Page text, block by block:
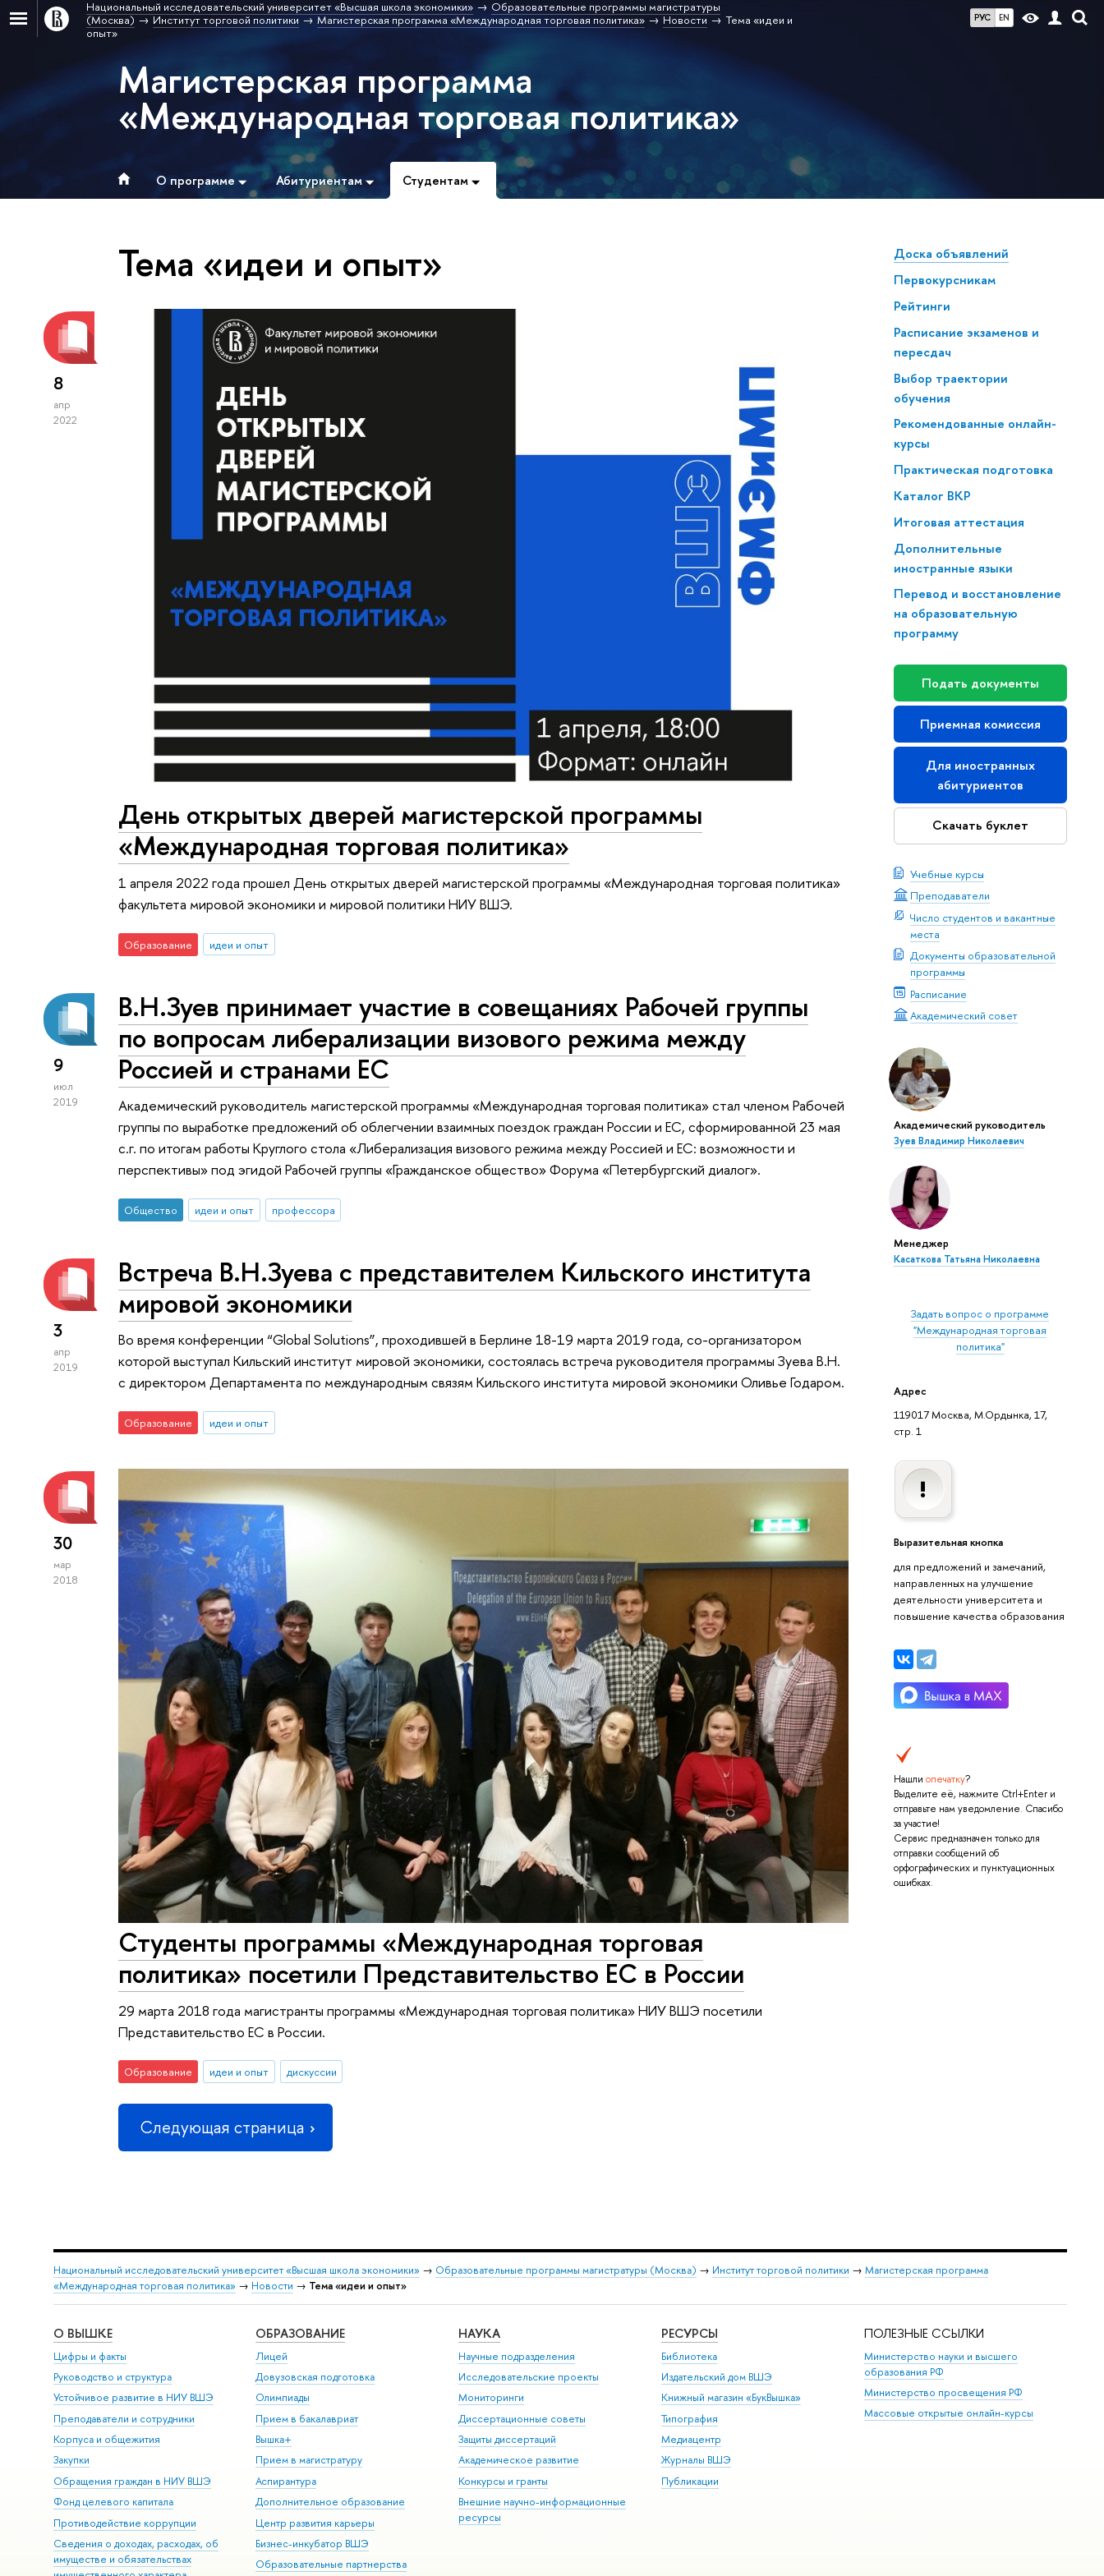
РУС EN
Национальный исследовательский университет «Высшая школа экономики»
Образовательные программы магистратуры
(Москва)
Институт торговой политики Магистерская программа «Международная торговая политика» Новости
Тема «идеи и
опыт»
Магистерская программа
«Международная торговая политика»
О программе Абитуриентам Студентам
Доска объявлений
Первокурсникам
Рейтинги
Расписание экзаменов и
пересдач
Выбор траектории
обучения
Рекомендованные онлайн-
курсы
Практическая подготовка
Каталог ВКР
Итоговая аттестация
Дополнительные
иностранные языки
Перевод и восстановление
на образовательную
программу
Подать документы
Приемная комиссия
Для иностранных
абитуриентов
Скачать буклет
Учебные курсы
Преподаватели
Число студентов и вакантные
места
Документы образовательной
программы
Расписание
Академический совет
Академический руководитель
Зуев Владимир Николаевич
Менеджер
Касаткова Татьяна Николаевна
Задать вопрос о программе
"Международная торговая
политика"
Адрес
119017 Москва, М.Ордынка, 17,
стр. 1
Выразительная кнопка
для предложений и замечаний,
направленных на улучшение
деятельности университета и
повышение качества образования
Нашли опечатку?
Выделите её, нажмите Ctrl+Enter и
отправьте нам уведомление. Спасибо
за участие!
Сервис предназначен только для
отправки сообщений об
орфографических и пунктуационных
ошибках.
Тема «идеи и опыт»
8
апр
2022
День открытых дверей магистерской программы
«Международная торговая политика»
1 апреля 2022 года прошел День открытых дверей магистерской программы «Международная торговая политика»
факультета мировой экономики и мировой политики НИУ ВШЭ.
Образование идеи и опыт
9
июл
2019
В.Н.Зуев принимает участие в совещаниях Рабочей группы
по вопросам либерализации визового режима между
Россией и странами ЕС
Академический руководитель магистерской программы «Международная торговая политика» стал членом Рабочей
группы по выработке предложений об облегчении взаимных поездок граждан России и ЕС, сформированной 23 мая
с.г. по итогам работы Круглого стола «Либерализация визового режима между Россией и ЕС: возможности и
перспективы» под эгидой Рабочей группы «Гражданское общество» Форума «Петербургский диалог».
Общество идеи и опыт профессора
3
апр
2019
Встреча В.Н.Зуева с представителем Кильского института
мировой экономики
Во время конференции “Global Solutions”, проходившей в Берлине 18-19 марта 2019 года, со-организатором
которой выступал Кильский институт мировой экономики, состоялась встреча руководителя программы Зуева В.Н.
с директором Департамента по международным связям Кильского института мировой экономики Оливье Годаром.
Образование идеи и опыт
30
мар
2018
Студенты программы «Международная торговая
политика» посетили Представительство ЕС в России
29 марта 2018 года магистранты программы «Международная торговая политика» НИУ ВШЭ посетили
Представительство ЕС в России.
Образование идеи и опыт дискуссии
Следующая страница
Национальный исследовательский университет «Высшая школа экономики» → Образовательные программы магистратуры (Москва) → Институт торговой политики → Магистерская программа
«Международная торговая политика» → Новости → Тема «идеи и опыт»
О ВЫШКЕ
Цифры и факты
Руководство и структура
Устойчивое развитие в НИУ ВШЭ
Преподаватели и сотрудники
Корпуса и общежития
Закупки
Обращения граждан в НИУ ВШЭ
Фонд целевого капитала
Противодействие коррупции
Сведения о доходах, расходах, об
имуществе и обязательствах
ОБРАЗОВАНИЕ
Лицей
Довузовская подготовка
Олимпиады
Прием в бакалавриат
Вышка+
Прием в магистратуру
Аспирантура
Дополнительное образование
Центр развития карьеры
Бизнес-инкубатор ВШЭ
Образовательные партнерства
НАУКА
Научные подразделения
Исследовательские проекты
Мониторинги
Диссертационные советы
Защиты диссертаций
Академическое развитие
Конкурсы и гранты
Внешние научно-информационные
ресурсы
РЕСУРСЫ
Библиотека
Издательский дом ВШЭ
Книжный магазин «БукВышка»
Типография
Медиацентр
Журналы ВШЭ
Публикации
ПОЛЕЗНЫЕ ССЫЛКИ
Министерство науки и высшего
образования РФ
Министерство просвещения РФ
Массовые открытые онлайн-курсы